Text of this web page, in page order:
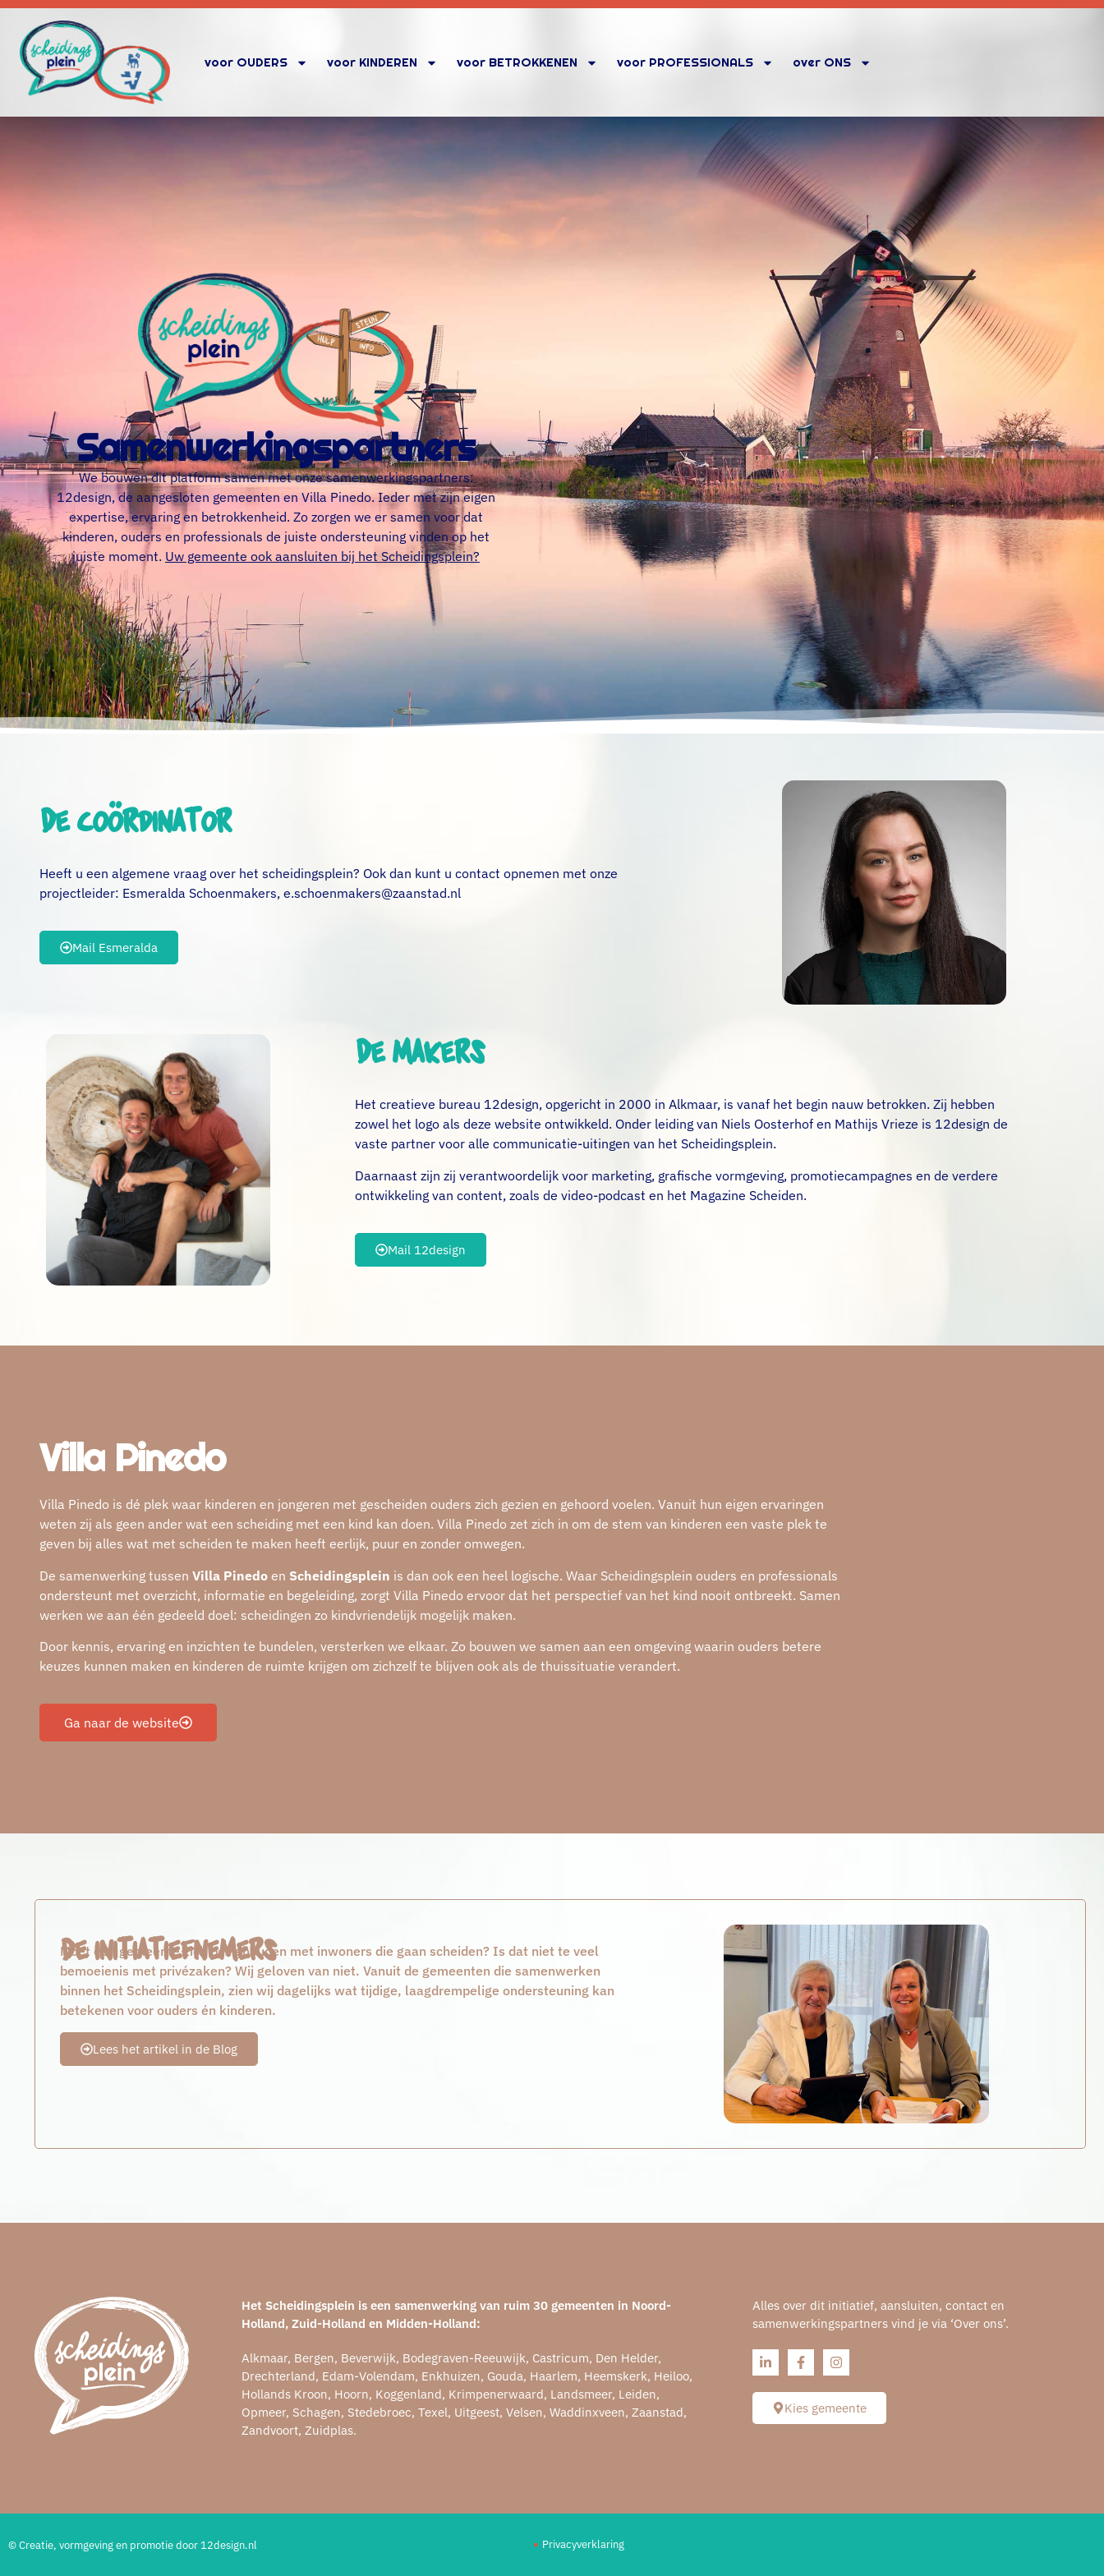
voor OUDERS voor KINDEREN voor BETROKKENEN voor PROFESSIONALS over ONS
Samenwerkingspartners
We bouwen dit platform samen met onze samenwerkingspartners:
12design, de aangesloten gemeenten en Villa Pinedo. Ieder met zijn eigen
expertise, ervaring en betrokkenheid. Zo zorgen we er samen voor dat
kinderen, ouders en professionals de juiste ondersteuning vinden op het
juiste moment. Uw gemeente ook aansluiten bij het Scheidingsplein?
De coördinator
Heeft u een algemene vraag over het scheidingsplein? Ook dan kunt u contact opnemen met onze
projectleider: Esmeralda Schoenmakers, e.schoenmakers@zaanstad.nl
Mail Esmeralda
De makers
Het creatieve bureau 12design, opgericht in 2000 in Alkmaar, is vanaf het begin nauw betrokken. Zij hebben
zowel het logo als deze website ontwikkeld. Onder leiding van Niels Oosterhof en Mathijs Vrieze is 12design de
vaste partner voor alle communicatie-uitingen van het Scheidingsplein.
Daarnaast zijn zij verantwoordelijk voor marketing, grafische vormgeving, promotiecampagnes en de verdere
ontwikkeling van content, zoals de video-podcast en het Magazine Scheiden.
Mail 12design
Villa Pinedo
Villa Pinedo is dé plek waar kinderen en jongeren met gescheiden ouders zich gezien en gehoord voelen. Vanuit hun eigen ervaringen
weten zij als geen ander wat een scheiding met een kind kan doen. Villa Pinedo zet zich in om de stem van kinderen een vaste plek te
geven bij alles wat met scheiden te maken heeft eerlijk, puur en zonder omwegen.
De samenwerking tussen Villa Pinedo en Scheidingsplein is dan ook een heel logische. Waar Scheidingsplein ouders en professionals
ondersteunt met overzicht, informatie en begeleiding, zorgt Villa Pinedo ervoor dat het perspectief van het kind nooit ontbreekt. Samen
werken we aan één gedeeld doel: scheidingen zo kindvriendelijk mogelijk maken.
Door kennis, ervaring en inzichten te bundelen, versterken we elkaar. Zo bouwen we samen aan een omgeving waarin ouders betere
keuzes kunnen maken en kinderen de ruimte krijgen om zichzelf te blijven ook als de thuissituatie verandert.
Ga naar de website
De initiatiefnemers
Moet een gemeente zich bezighouden met inwoners die gaan scheiden? Is dat niet te veel
bemoeienis met privézaken? Wij geloven van niet. Vanuit de gemeenten die samenwerken
binnen het Scheidingsplein, zien wij dagelijks wat tijdige, laagdrempelige ondersteuning kan
betekenen voor ouders én kinderen.
Lees het artikel in de Blog
Het Scheidingsplein is een samenwerking van ruim 30 gemeenten in Noord-
Holland, Zuid-Holland en Midden-Holland:
Alkmaar, Bergen, Beverwijk, Bodegraven-Reeuwijk, Castricum, Den Helder,
Drechterland, Edam-Volendam, Enkhuizen, Gouda, Haarlem, Heemskerk, Heiloo,
Hollands Kroon, Hoorn, Koggenland, Krimpenerwaard, Landsmeer, Leiden,
Opmeer, Schagen, Stedebroec, Texel, Uitgeest, Velsen, Waddinxveen, Zaanstad,
Zandvoort, Zuidplas.
Alles over dit initiatief, aansluiten, contact en
samenwerkingspartners vind je via ‘Over ons’.
Kies gemeente
© Creatie, vormgeving en promotie door 12design.nl Privacyverklaring